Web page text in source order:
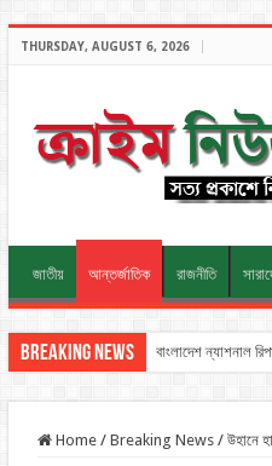
THURSDAY, AUGUST 6, 2026
জাতীয় আন্তর্জাতিক রাজনীতি
Breaking News বাংলাদেশ ন্যাশনাল
Home / Breaking News / উহানে